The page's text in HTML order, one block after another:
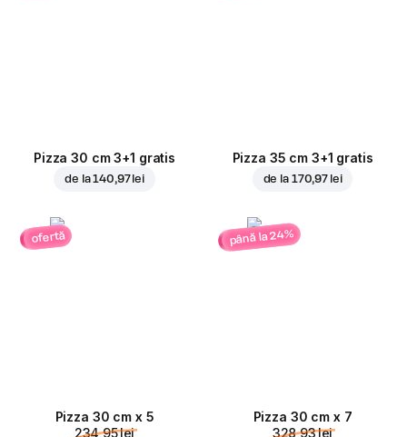
Pizza 30 cm 3+1 gratis
de la140,97 lei
Pizza 35 cm 3+1 gratis
de la 170,97 lei
ofertă
Pizza 30 cm x 5
234,95 lei
până la 24%
Pizza 30 cm x 7
328,93 lei